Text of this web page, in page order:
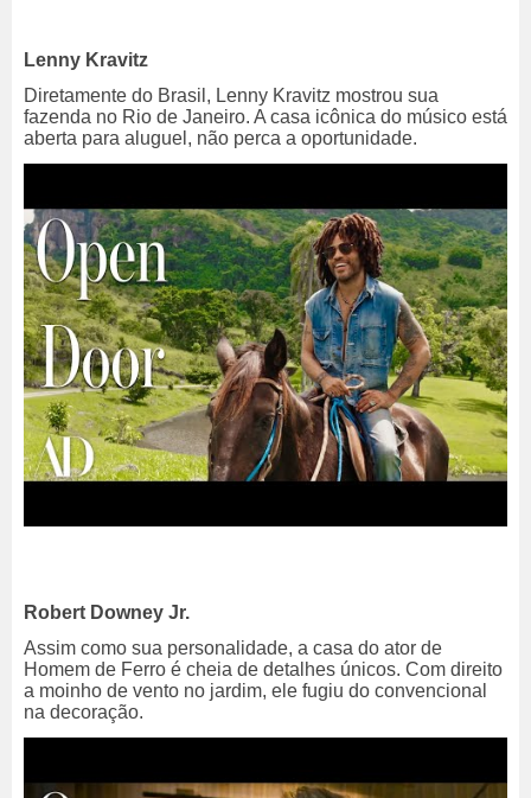
Lenny Kravitz
Diretamente do Brasil, Lenny Kravitz mostrou sua
fazenda no Rio de Janeiro. A casa icônica do músico está
aberta para aluguel, não perca a oportunidade.
Robert Downey Jr.
Assim como sua personalidade, a casa do ator de
Homem de Ferro é cheia de detalhes únicos. Com direito
a moinho de vento no jardim, ele fugiu do convencional
na decoração.